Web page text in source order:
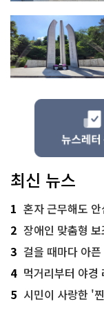
최신 뉴스
1 혼자 근무해도
2 장애인 맞춤형 보
3 걸을 때마다 아픈 '
4 먹거리부터 야
5 시민이 사랑한 '찐